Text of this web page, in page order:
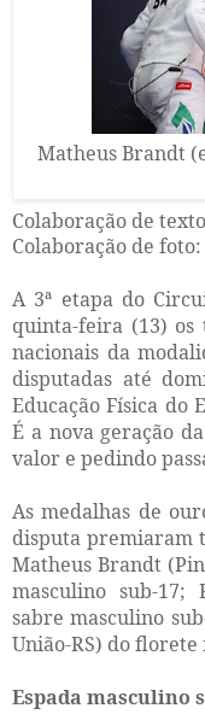
Matheus Brandt
Colaboração de
Colaboração de
A 3ª etapa do
quinta-feira (13) os
nacionais da
disputadas até
Educação Física do
É a nova geração
valor e pedindo
As medalhas de
disputa premiaram
Matheus Brandt
masculino sub-17;
sabre masculino
União-RS) do
Espada masculino